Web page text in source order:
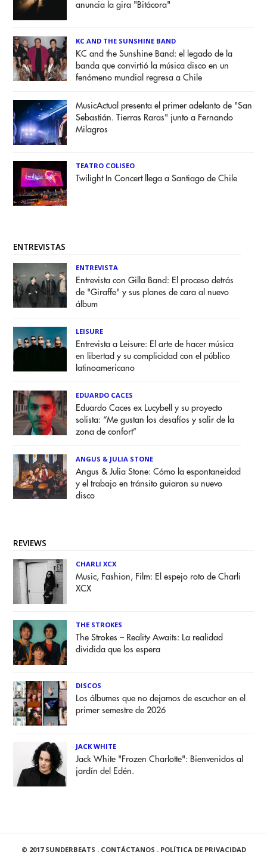
anuncia la gira "Bitácora"
KC AND THE SUNSHINE BAND
KC and the Sunshine Band: el legado de la
banda que convirtió la música disco en un
fenómeno mundial regresa a Chile
MusicActual presenta el primer adelanto de "San
Sebastián. Tierras Raras" junto a Fernando
Milagros
TEATRO COLISEO
Twilight In Concert llega a Santiago de Chile
ENTREVISTAS
ENTREVISTA
Entrevista con Gilla Band: El proceso detrás
de "Giraffe" y sus planes de cara al nuevo
álbum
LEISURE
Entrevista a Leisure: El arte de hacer música
en libertad y su complicidad con el público
latinoamericano
EDUARDO CACES
Eduardo Caces ex Lucybell y su proyecto
solista: “Me gustan los desafíos y salir de la
zona de confort”
ANGUS & JULIA STONE
Angus & Julia Stone: Cómo la espontaneidad
y el trabajo en tránsito guiaron su nuevo
disco
REVIEWS
CHARLI XCX
Music, Fashion, Film: El espejo roto de Charli
XCX
THE STROKES
The Strokes – Reality Awaits: La realidad
dividida que los espera
DISCOS
Los álbumes que no dejamos de escuchar en el
primer semestre de 2026
JACK WHITE
Jack White "Frozen Charlotte": Bienvenidos al
jardín del Edén.
© 2017 SUNDERBEATS . CONTÁCTANOS . POLÍTICA DE PRIVACIDAD